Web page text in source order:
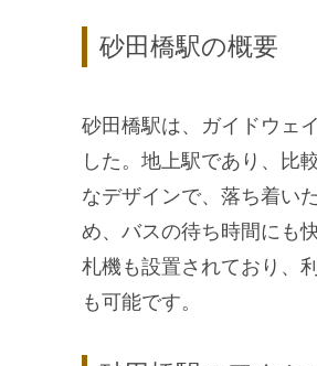
砂田橋駅の概要
砂田橋駅は、ガイドウェ
した。地上駅であり、比
なデザインで、落ち着い
め、バスの待ち時間にも
札機も設置されており、
も可能です。